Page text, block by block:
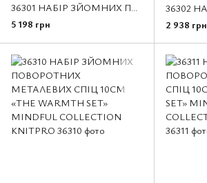
36301 НАБІР ЗЙОМНИХ ПОВОРОТНИХ МЕТАЛЕВИХ СПІЦ 13СМ «THE GRATITUDE SET» MINDFUL COLLECTION KNITPRO
5 198 грн
2 938 грн